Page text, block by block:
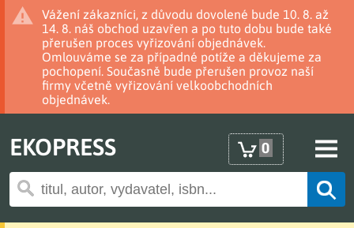
Vážení zákazníci, z důvodu dovolené bude 10. 8. až
14. 8. náš obchod uzavřen a po tuto dobu bude také
přerušen proces vyřizování objednávek.
Omlouváme se za případné potíže a děkujeme za
pochopení. Současně bude přerušen provoz naší
firmy včetně vyřizování velkoobchodních
objednávek.
EKOPRESS 0